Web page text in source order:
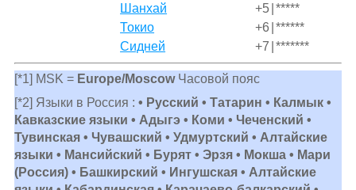
Шанхай
+5 *****
Токио
+6 ******
Сидней
+7 *******
[*1] MSK = Europe/MoscowЧасовой пояс
[*2] Языки в Россия : • Русский • Татарин • Калмык •
Кавказские языки • Адыгэ • Коми • Чеченский •
Тувинская • Чувашский • Удмуртский • Алтайские
языки • Мансийский • Бурят • Эрзя • Мокша • Мари
(Россия) • Башкирский • Ингушская • Алтайские